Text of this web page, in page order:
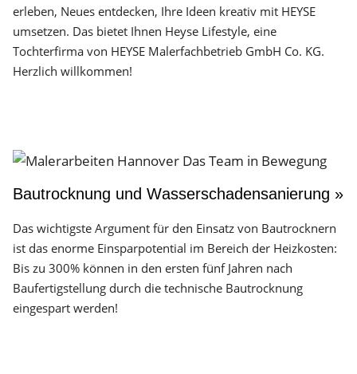
erleben, Neues entdecken, Ihre Ideen kreativ mit HEYSE
umsetzen. Das bietet Ihnen Heyse Lifestyle, eine
Tochterfirma von HEYSE Malerfachbetrieb GmbH Co. KG.
Herzlich willkommen!
Bautrocknung und Wasserschadensanierung »
Das wichtigste Argument für den Einsatz von Bautrocknern
ist das enorme Einsparpotential im Bereich der Heizkosten:
Bis zu 300% können in den ersten fünf Jahren nach
Baufertigstellung durch die technische Bautrocknung
eingespart werden!